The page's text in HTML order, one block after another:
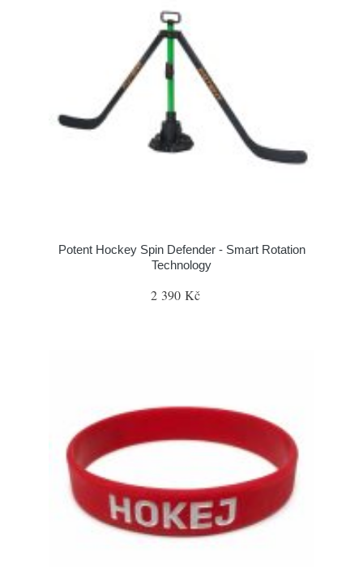
Potent Hockey Spin Defender - Smart Rotation
Technology
2 390 Kč